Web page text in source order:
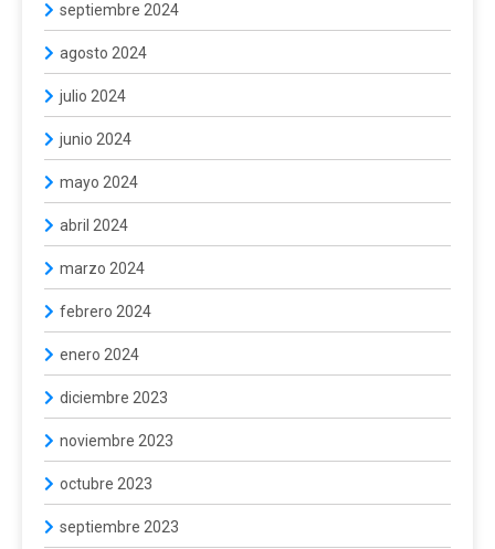
septiembre 2024
agosto 2024
julio 2024
junio 2024
mayo 2024
abril 2024
marzo 2024
febrero 2024
enero 2024
diciembre 2023
noviembre 2023
octubre 2023
septiembre 2023